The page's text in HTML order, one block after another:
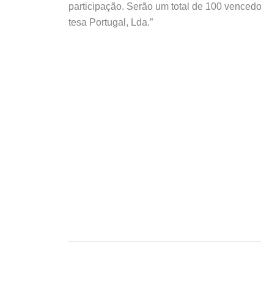
participação. Serão um total de 100
tesa Portugal, Lda.”